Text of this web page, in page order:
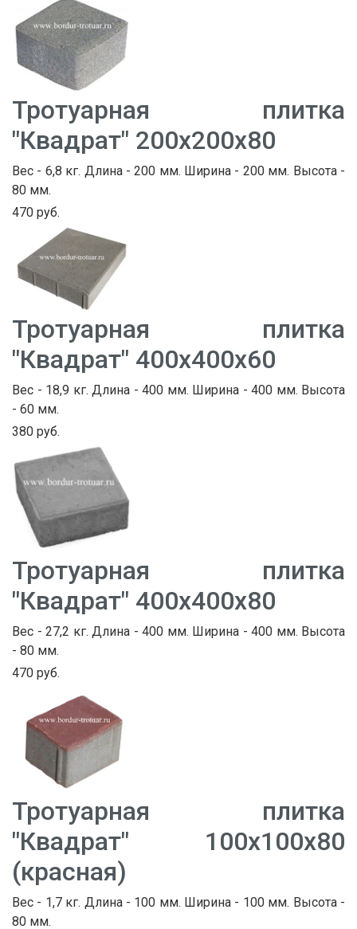
Тротуарная плитка
"Квадрат" 200х200х80
Вес - 6,8 кг. Длина - 200 мм. Ширина - 200 мм. Высота -
80 мм.
470 руб.
Тротуарная плитка
"Квадрат" 400х400х60
Вес - 18,9 кг. Длина - 400 мм. Ширина - 400 мм. Высота
- 60 мм.
380 руб.
Тротуарная плитка
"Квадрат" 400х400х80
Вес - 27,2 кг. Длина - 400 мм. Ширина - 400 мм. Высота
- 80 мм.
470 руб.
Тротуарная плитка
"Квадрат" 100х100х80
(красная)
Вес - 1,7 кг. Длина - 100 мм. Ширина - 100 мм. Высота -
80 мм.